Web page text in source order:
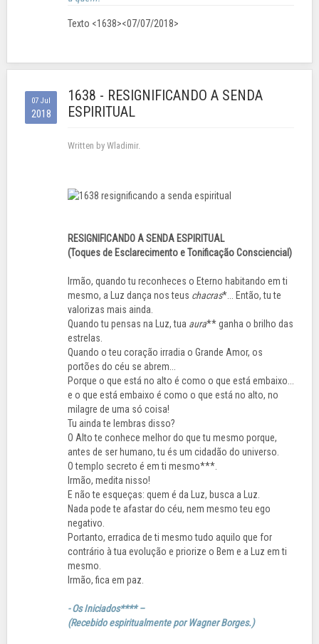
Texto <1638><07/07/2018>
07 Jul
2018
1638 - RESIGNIFICANDO A SENDA
ESPIRITUAL
Written by Wladimir.
RESIGNIFICANDO A SENDA ESPIRITUAL
(Toques de Esclarecimento e Tonificação Consciencial)
Irmão, quando tu reconheces o Eterno habitando em ti
mesmo, a Luz dança nos teus chacras*... Então, tu te
valorizas mais ainda.
Quando tu pensas na Luz, tua aura** ganha o brilho das
estrelas.
Quando o teu coração irradia o Grande Amor, os
portões do céu se abrem...
Porque o que está no alto é como o que está embaixo...
e o que está embaixo é como o que está no alto, no
milagre de uma só coisa!
Tu ainda te lembras disso?
O Alto te conhece melhor do que tu mesmo porque,
antes de ser humano, tu és um cidadão do universo.
O templo secreto é em ti mesmo***.
Irmão, medita nisso!
E não te esqueças: quem é da Luz, busca a Luz.
Nada pode te afastar do céu, nem mesmo teu ego
negativo.
Portanto, erradica de ti mesmo tudo aquilo que for
contrário à tua evolução e priorize o Bem e a Luz em ti
mesmo.
Irmão, fica em paz.
- Os Iniciados**** –
(Recebido espiritualmente por Wagner Borges.)